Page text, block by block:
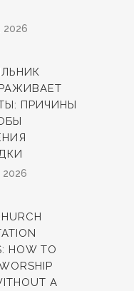
2026
ПРИЧИНЫ
2026
HOW TO
A